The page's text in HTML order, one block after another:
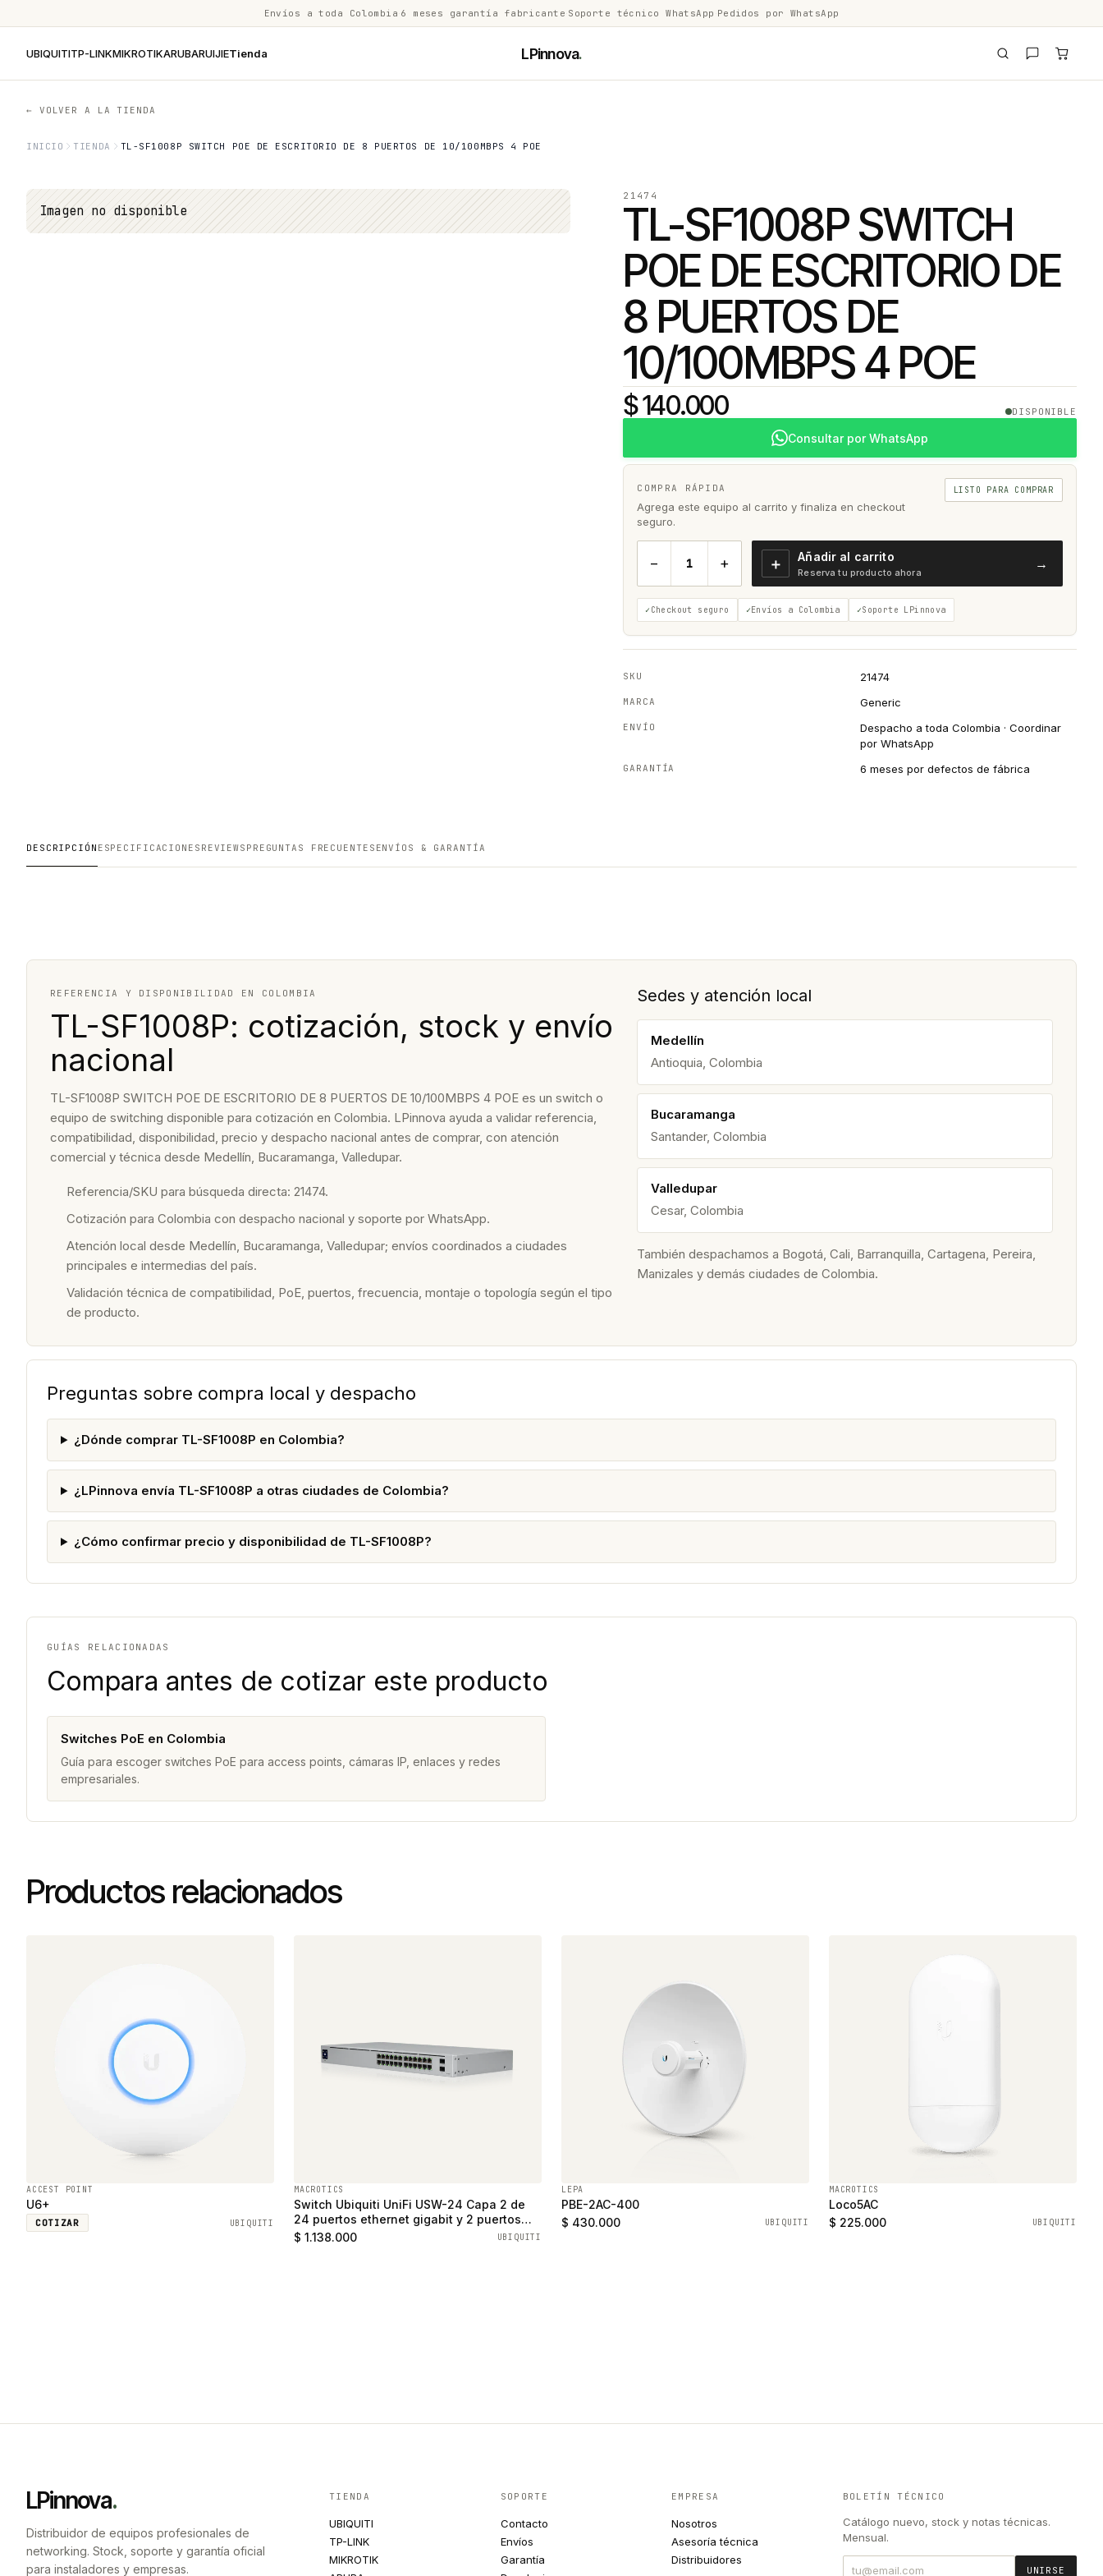
Envíos a toda Colombia 6 meses garantía fabricante Soporte técnico WhatsApp Pedidos por WhatsApp
UBIQUITITP-LINKMIKROTIKARUBARUIJIETienda LPinnova.
← VOLVER A LA TIENDA
INICIO TIENDA TL-SF1008P SWITCH POE DE ESCRITORIO DE 8 PUERTOS DE 10/100MBPS 4 POE
Imagen no disponible
21474
TL-SF1008P SWITCH
POE DE ESCRITORIO DE
8 PUERTOS DE
10/100MBPS 4 POE
$ 140.000 DISPONIBLE
Consultar por WhatsApp
COMPRA RÁPIDA
Agrega este equipo al carrito y finaliza en checkout
seguro.
LISTO PARA COMPRAR
− + ＋ Añadir al carrito
Reserva tu producto ahora
→
Checkout seguro Envíos a Colombia Soporte LPinnova
SKU 21474
MARCA Generic
ENVÍO
Despacho a toda Colombia · Coordinar
por WhatsApp
GARANTÍA 6 meses por defectos de fábrica
DESCRIPCIÓN ESPECIFICACIONES REVIEWS PREGUNTAS FRECUENTES ENVÍOS & GARANTÍA
REFERENCIA Y DISPONIBILIDAD EN COLOMBIA
TL-SF1008P: cotización, stock y envío
nacional
TL-SF1008P SWITCH POE DE ESCRITORIO DE 8 PUERTOS DE 10/100MBPS 4 POE es un switch o
equipo de switching disponible para cotización en Colombia. LPinnova ayuda a validar referencia,
compatibilidad, disponibilidad, precio y despacho nacional antes de comprar, con atención
comercial y técnica desde Medellín, Bucaramanga, Valledupar.
Referencia/SKU para búsqueda directa: 21474.
Cotización para Colombia con despacho nacional y soporte por WhatsApp.
Atención local desde Medellín, Bucaramanga, Valledupar; envíos coordinados a ciudades
principales e intermedias del país.
Validación técnica de compatibilidad, PoE, puertos, frecuencia, montaje o topología según el tipo
de producto.
Sedes y atención local
Medellín
Antioquia, Colombia
Bucaramanga
Santander, Colombia
Valledupar
Cesar, Colombia
También despachamos a Bogotá, Cali, Barranquilla, Cartagena, Pereira,
Manizales y demás ciudades de Colombia.
Preguntas sobre compra local y despacho
¿Dónde comprar TL-SF1008P en Colombia?
¿LPinnova envía TL-SF1008P a otras ciudades de Colombia?
¿Cómo confirmar precio y disponibilidad de TL-SF1008P?
GUÍAS RELACIONADAS
Compara antes de cotizar este producto
Switches PoE en Colombia
Guía para escoger switches PoE para access points, cámaras IP, enlaces y redes
empresariales.
Productos relacionados
ACCEST POINT
U6+
COTIZAR UBIQUITI
MACROTICS
Switch Ubiquiti UniFi USW-24 Capa 2 de
24 puertos ethernet gigabit y 2 puertos
SFP
$ 1.138.000 UBIQUITI
LEPA
PBE-2AC-400
$ 430.000
UBIQUITI
MACROTICS
Loco5AC
$ 225.000
UBIQUITI
LPinnova.
Distribuidor de equipos profesionales de
networking. Stock, soporte y garantía oficial
para instaladores y empresas.
TIENDA
UBIQUITI
TP-LINK
MIKROTIK
SOPORTE
Contacto
Envíos
Garantía
EMPRESA
Nosotros
Asesoría técnica
Distribuidores
BOLETÍN TÉCNICO
Catálogo nuevo, stock y notas técnicas.
Mensual.
UNIRSE